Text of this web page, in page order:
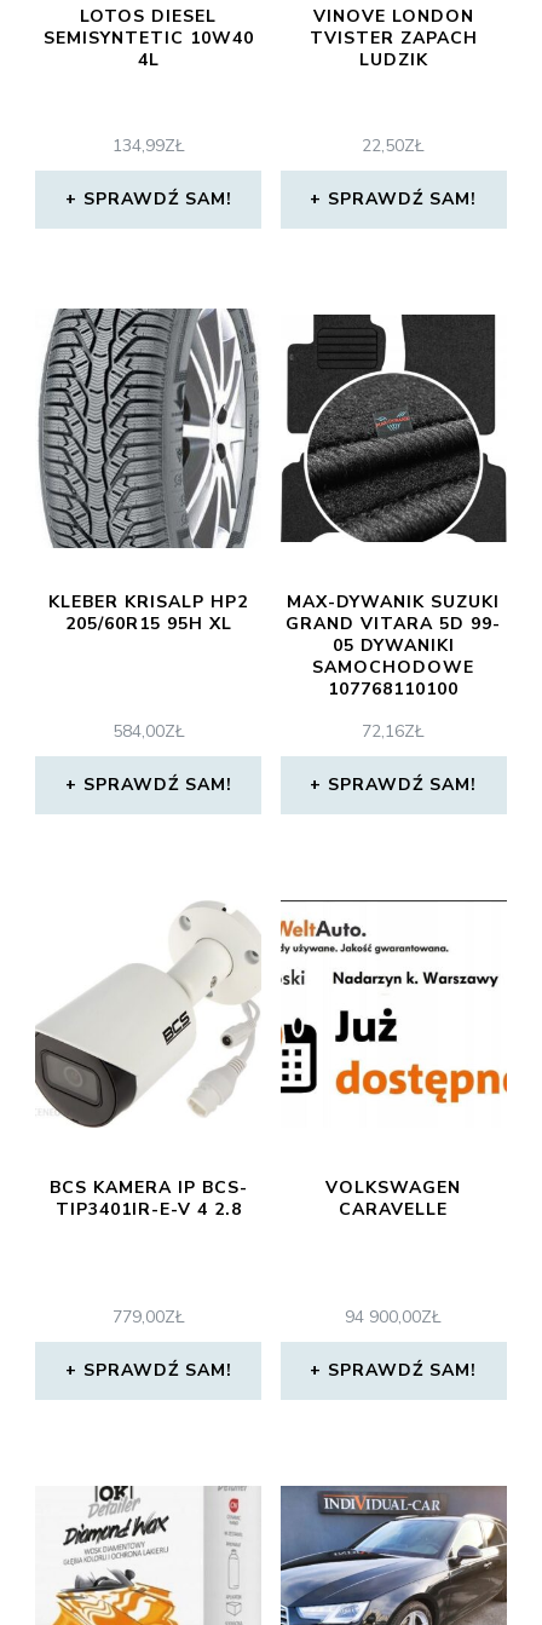
LOTOS DIESEL
SEMISYNTETIC 10W40
4L
134,99ZŁ
SPRAWDŹ SAM!
VINOVE LONDON
TVISTER ZAPACH
LUDZIK
22,50ZŁ
SPRAWDŹ SAM!
KLEBER KRISALP HP2
205/60R15 95H XL
584,00ZŁ
SPRAWDŹ SAM!
MAX-DYWANIK SUZUKI
GRAND VITARA 5D 99-
05 DYWANIKI
SAMOCHODOWE
107768110100
72,16ZŁ
SPRAWDŹ SAM!
BCS KAMERA IP BCS-
TIP3401IR-E-V 4 2.8
779,00ZŁ
SPRAWDŹ SAM!
VOLKSWAGEN
CARAVELLE
94 900,00ZŁ
SPRAWDŹ SAM!